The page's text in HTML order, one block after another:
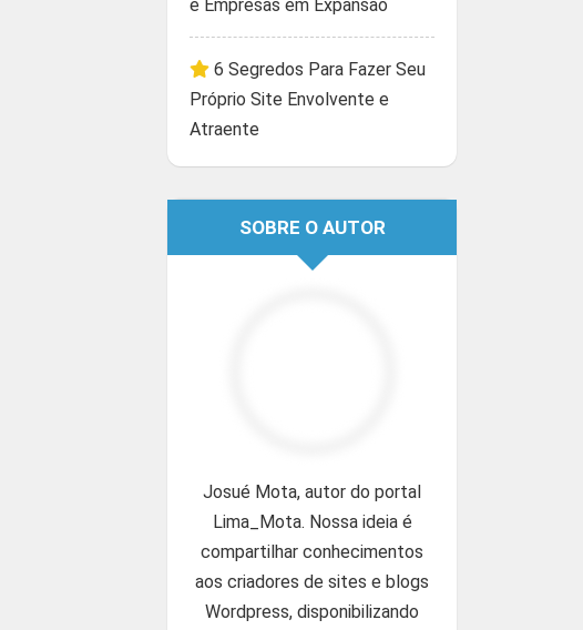
e Empresas em Expansão
6 Segredos Para Fazer Seu
Próprio Site Envolvente e
Atraente
SOBRE O AUTOR
Josué Mota, autor do portal
Lima_Mota. Nossa ideia é
compartilhar conhecimentos
aos criadores de sites e blogs
Wordpress, disponibilizando